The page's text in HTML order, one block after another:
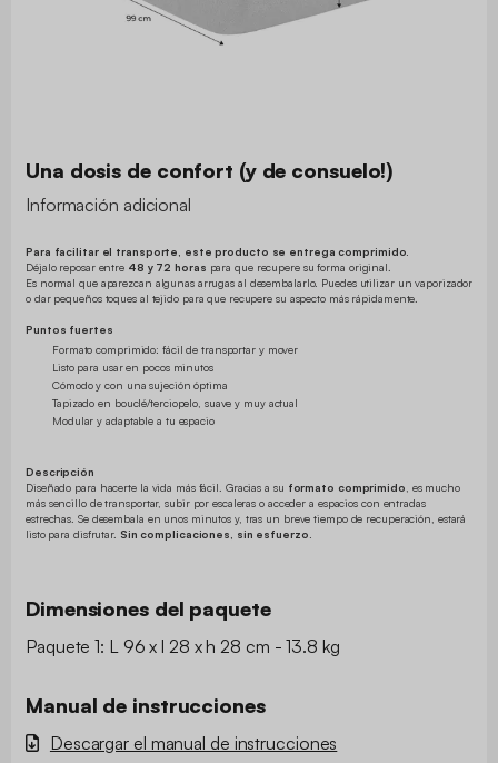
Una dosis de confort (y de consuelo!)
Información adicional
Para facilitar el transporte, este producto se entrega comprimido.
Déjalo reposar entre 48 y 72 horas para que recupere su forma original.
Es normal que aparezcan algunas arrugas al desembalarlo. Puedes utilizar un vaporizador
o dar pequeños toques al tejido para que recupere su aspecto más rápidamente.
Puntos fuertes
Formato comprimido: fácil de transportar y mover
Listo para usar en pocos minutos
Cómodo y con una sujeción óptima
Tapizado en bouclé/terciopelo, suave y muy actual
Modular y adaptable a tu espacio
Descripción
Diseñado para hacerte la vida más fácil. Gracias a su formato comprimido , es mucho
más sencillo de transportar, subir por escaleras o acceder a espacios con entradas
estrechas. Se desembala en unos minutos y, tras un breve tiempo de recuperación, estará
listo para disfrutar. Sin complicaciones, sin esfuerzo.
Dimensiones del paquete
Paquete 1: L 96 x l 28 x h 28 cm - 13.8 kg
Manual de instrucciones
Descargar el manual de instrucciones